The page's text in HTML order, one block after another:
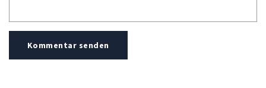
Kommentar senden